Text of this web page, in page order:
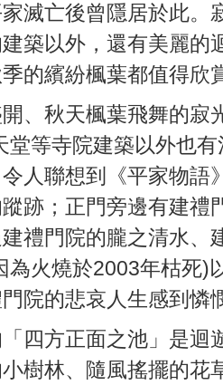
滅亡後曾隱居於此。
築以外，還有美麗的
的繽紛楓葉都值得欣
、秋天楓葉飛舞的寂
堂等寺院建築以外也
人聯想到《平家物語
跡；正門旁邊有建禮
禮門院的朧之清水、
為火燒於2003年枯死)
院的悲哀人生感到憐
四方正面之池」是迴
樹林、隨風搖擺的花